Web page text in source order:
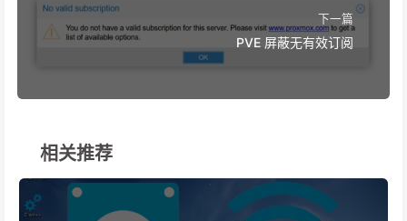
下一篇
PVE 屏蔽无有效订阅
相关推荐